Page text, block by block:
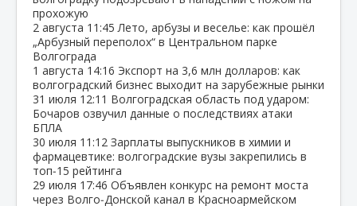
прохожую
2 августа 11:45 Лето, арбузы и веселье: как прошёл
„Арбузный переполох“ в Центральном парке
Волгограда
1 августа 14:16 Экспорт на 3,6 млн долларов: как
волгоградский бизнес выходит на зарубежные рынки
31 июля 12:11 Волгоградская область под ударом:
Бочаров озвучил данные о последствиях атаки
БПЛА
30 июля 11:12 Зарплаты выпускников в химии и
фармацевтике: волгоградские вузы закрепились в
топ‑15 рейтинга
29 июля 17:46 Объявлен конкурс на ремонт моста
через Волго‑Донской канал в Красноармейском